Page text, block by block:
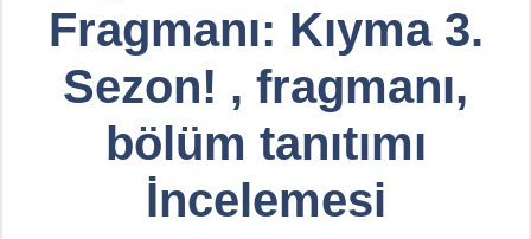
Fragmanı: Kıyma 3.
Sezon! , fragmanı,
bölüm tanıtımı
İncelemesi